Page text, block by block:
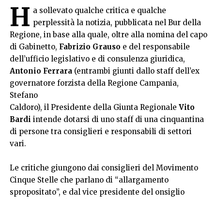
H a sollevato qualche critica e qualche
perplessità la notizia, pubblicata nel Bur della
Regione, in base alla quale, oltre alla nomina del capo
di Gabinetto, Fabrizio Grauso e del responsabile
dell’ufficio legislativo e di consulenza giuridica,
Antonio Ferrara (entrambi giunti dallo staff dell’ex
governatore forzista della Regione Campania,
Stefano
Caldoro), il Presidente della Giunta Regionale Vito
Bardi intende dotarsi di uno staff di una cinquantina
di persone tra consiglieri e responsabili di settori
vari.
Le critiche giungono dai consiglieri del Movimento
Cinque Stelle che parlano di “allargamento
spropositato”, e dal vice presidente del onsiglio